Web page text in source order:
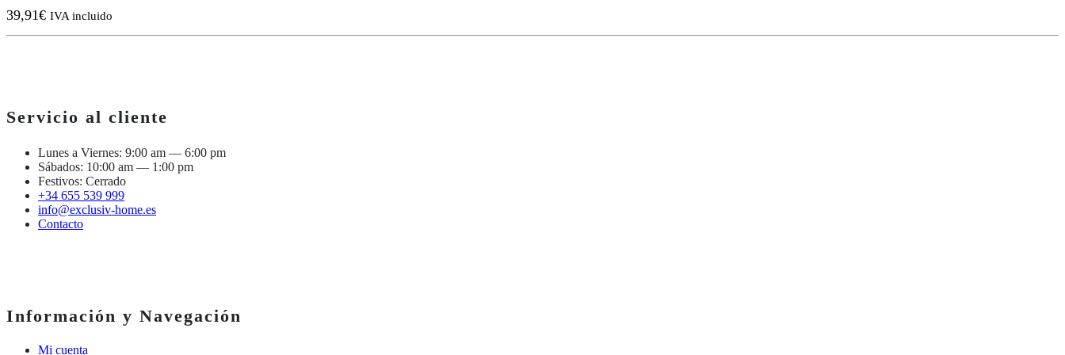
39,91€ IVA incluido
Servicio al cliente
Lunes a Viernes: 9:00 am — 6:00 pm
Sábados: 10:00 am — 1:00 pm
Festivos: Cerrado
+34 655 539 999
info@exclusiv-home.es
Contacto
Información y Navegación
Mi cuenta